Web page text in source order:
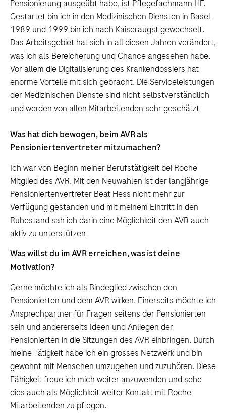
Pensionierung ausgeübt habe, ist Pflegefachmann HF.
Gestartet bin ich in den Medizinischen Diensten in Basel
1989 und 1999 bin ich nach Kaiseraugst gewechselt.
Das Arbeitsgebiet hat sich in all diesen Jahren verändert,
was ich als Bereicherung und Chance angesehen habe.
Vor allem die Digitalisierung des Krankendossiers hat
enorme Vorteile mit sich gebracht. Die Serviceleistungen
der Medizinischen Dienste sind nicht selbstverständlich
und werden von allen Mitarbeitenden sehr geschätzt
Was hat dich bewogen, beim AVR als
Pensioniertenvertreter mitzumachen?
Ich war von Beginn meiner Berufstätigkeit bei Roche
Mitglied des AVR. Mit den Neuwahlen ist der langjährige
Pensioniertenvertreter Beat Hess nicht mehr zur
Verfügung gestanden und mit meinem Eintritt in den
Ruhestand sah ich darin eine Möglichkeit den AVR auch
aktiv zu unterstützen
Was willst du im AVR erreichen, was ist deine
Motivation?
Gerne möchte ich als Bindeglied zwischen den
Pensionierten und dem AVR wirken. Einerseits möchte ich
Ansprechpartner für Fragen seitens der Pensionierten
sein und andererseits Ideen und Anliegen der
Pensionierten in die Sitzungen des AVR einbringen. Durch
meine Tätigkeit habe ich ein grosses Netzwerk und bin
gewohnt mit Menschen umzugehen und zuzuhören. Diese
Fähigkeit freue ich mich weiter anzuwenden und sehe
dies auch als Möglichkeit weiter Kontakt mit Roche
Mitarbeitenden zu pflegen.